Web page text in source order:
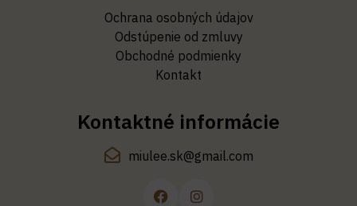
Ochrana osobných údajov
Odstúpenie od zmluvy
Obchodné podmienky
Kontakt
Kontaktné informácie
miulee.sk@gmail.com